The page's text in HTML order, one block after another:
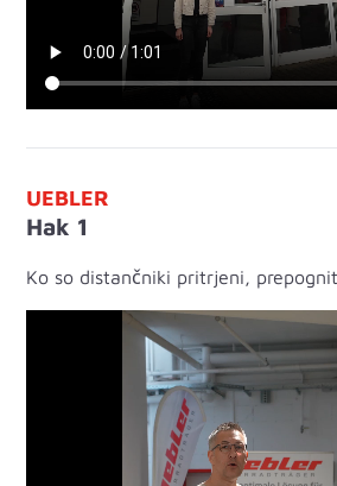
UEBLER
Hak 1
Ko so distančniki pritrjeni,